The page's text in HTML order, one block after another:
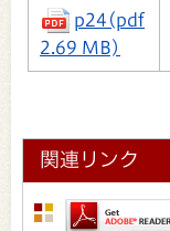
p24(pdf
2.69 MB)
関連リンク